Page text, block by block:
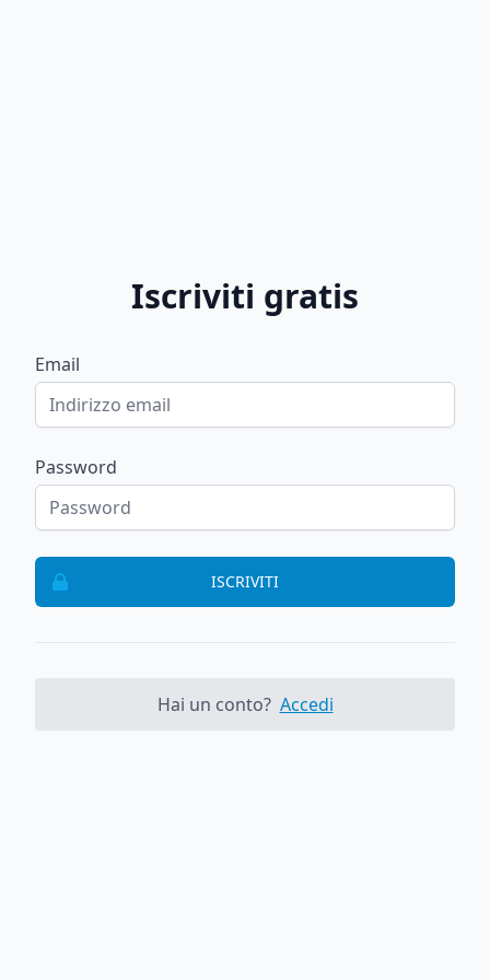
Iscriviti gratis
Email
Password
ISCRIVITI
Hai un conto? Accedi